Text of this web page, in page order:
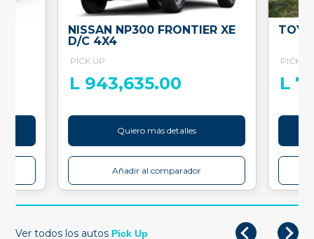
NISSAN NP300 FRONTIER XE
D/C 4X4
PICK UP
L 943,635.00
Quiero más detalles
Añadir al comparador
PICK
L
Ver todos los autos Pick Up